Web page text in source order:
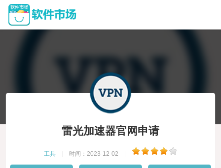
雷光加速器官网申请
工具 时间：2023-12-02